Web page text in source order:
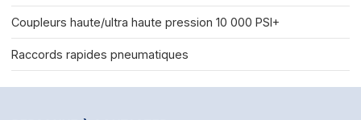
Coupleurs haute/ultra haute pression 10 000 PSI+
Raccords rapides pneumatiques